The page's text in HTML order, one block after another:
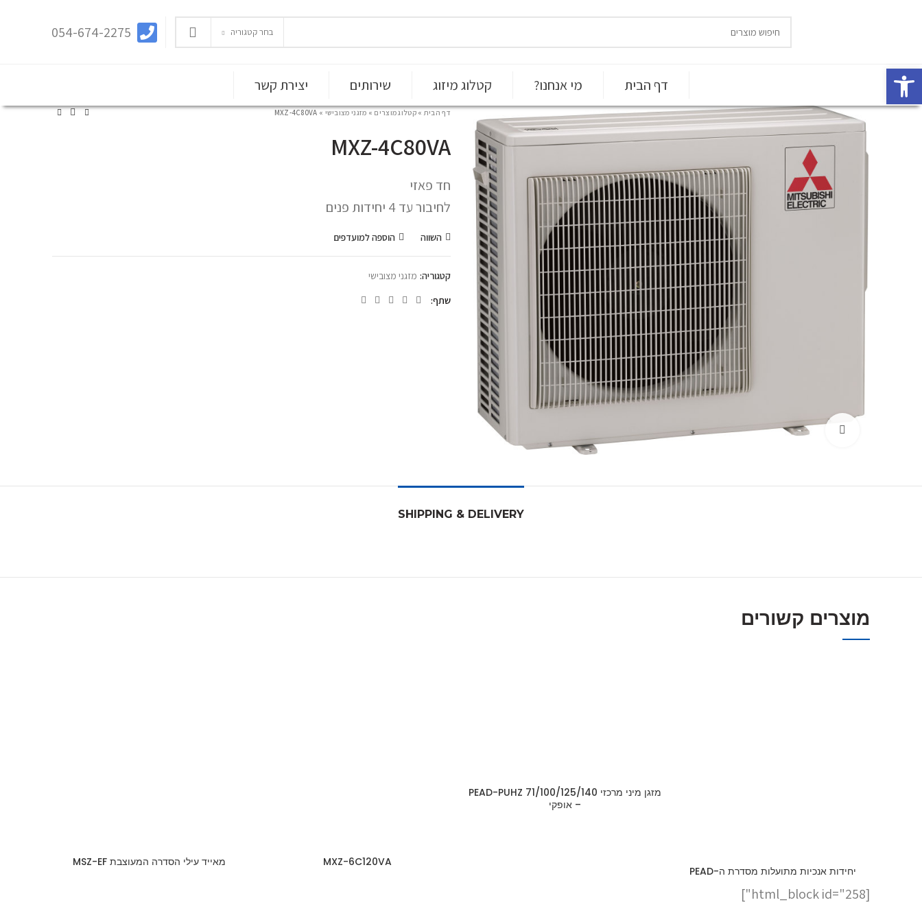
בחר קטגוריה 054-674-2275
דף הבית מי אנחנו? קטלוג מיזוג שירותים יצירת קשר
Click to enlarge
דף הבית »קטלוג מוצרים » מזגני מצובישי »
MXZ-4C80VA
MXZ-4C80VA
חד פאזי
לחיבור עד 4 יחידות פנים
השווה הוספה למועדפים
קטגוריה: מזגני מצובישי
שתף
SHIPPING & DELIVERY
מוצרים קשורים
יחידות אנכיות מתועלות מסדרת ה-PEAD
מזגן מיני מרכזי PEAD-PUHZ 71/100/125/140
– אופקי
MXZ-6C120VA מאייד עילי הסדרה המעוצבת MSZ-EF
[html_block id="258"]
פתח סרגל נגישות